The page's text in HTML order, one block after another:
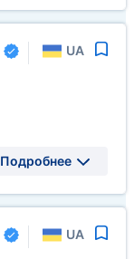
UA
Подробнее
UA